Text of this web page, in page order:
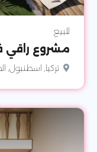
للبيع
مشروع راقي
تركيا, اسطنبول,